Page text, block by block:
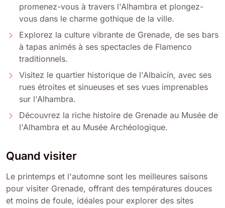
promenez-vous à travers l'Alhambra et plongez-
vous dans le charme gothique de la ville.
Explorez la culture vibrante de Grenade, de ses bars
à tapas animés à ses spectacles de Flamenco
traditionnels.
Visitez le quartier historique de l'Albaicín, avec ses
rues étroites et sinueuses et ses vues imprenables
sur l'Alhambra.
Découvrez la riche histoire de Grenade au Musée de
l'Alhambra et au Musée Archéologique.
Quand visiter
Le printemps et l'automne sont les meilleures saisons
pour visiter Grenade, offrant des températures douces
et moins de foule, idéales pour explorer des sites